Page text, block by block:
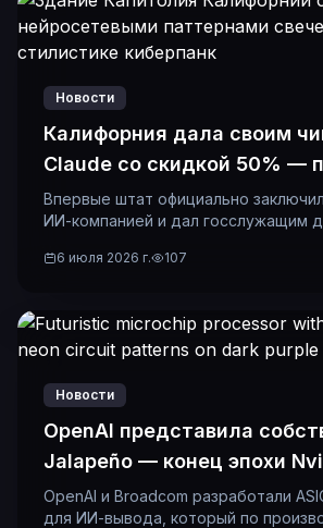
Новости
Калифорния дала своим
Claude со скидкой 50% —
истории
Впервые штат официально
ИИ-компанией и дал госслужащим
6 июля 2026 г. 107
Новости
OpenAI представила
Jalapeño — конец эпохи
OpenAI и Broadcom разработали
для ИИ-вывода, который по